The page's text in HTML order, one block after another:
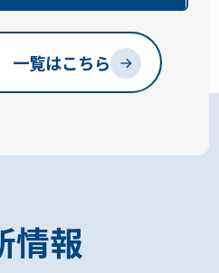
一覧はこちら
情報